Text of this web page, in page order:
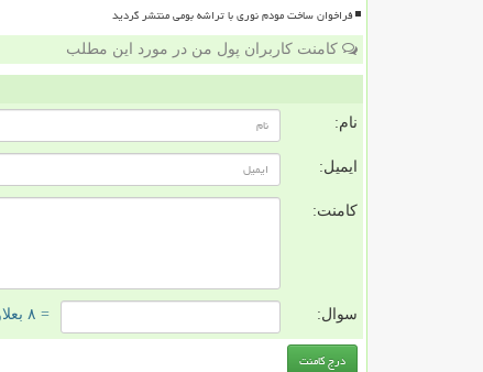
فراخوان ساخت مودم نوری با تراشه بومی منتشر گردید
کامنت کاربران پول من در مورد این مطلب
نام:
ایمیل:
کامنت:
سوال: = ۸ بعلاوه ۳